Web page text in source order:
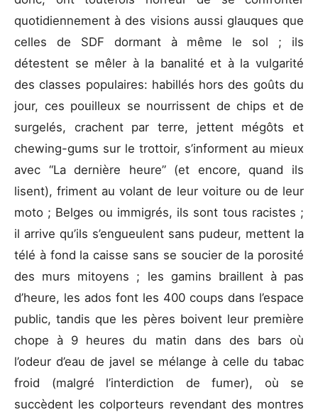
quotidiennement à des visions aussi glauques que
celles de SDF dormant à même le sol ; ils
détestent se mêler à la banalité et à la vulgarité
des classes populaires: habillés hors des goûts du
jour, ces pouilleux se nourrissent de chips et de
surgelés, crachent par terre, jettent mégôts et
chewing-gums sur le trottoir, s’informent au mieux
avec “La dernière heure” (et encore, quand ils
lisent), friment au volant de leur voiture ou de leur
moto ; Belges ou immigrés, ils sont tous racistes ;
il arrive qu’ils s’engueulent sans pudeur, mettent la
télé à fond la caisse sans se soucier de la porosité
des murs mitoyens ; les gamins braillent à pas
d’heure, les ados font les 400 coups dans l’espace
public, tandis que les pères boivent leur première
chope à 9 heures du matin dans des bars où
l’odeur d’eau de javel se mélange à celle du tabac
froid (malgré l’interdiction de fumer), où se
succèdent les colporteurs revendant des montres